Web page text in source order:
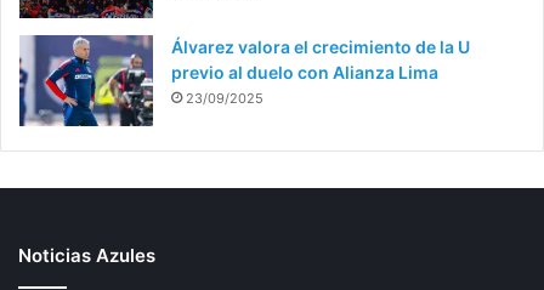
Álvarez valora el crecimiento de la U
previo al duelo con Alianza Lima
23/09/2025
Noticias Azules